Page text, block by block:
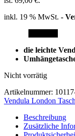
inkl. 19 % MwSt. -
die leichte
Nicht vorrätig
Artikelnummer:
Vendula London
Beschreibung
Zusätzliche